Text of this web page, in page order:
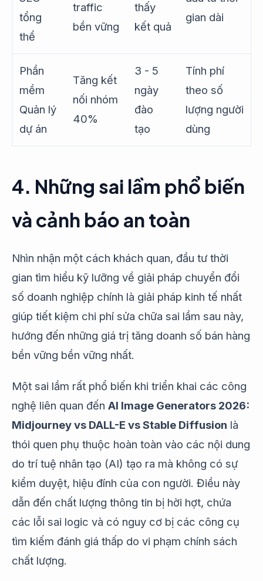
tổng
thể
traffic
bền vững
thấy
kết quả
gian dài
Phần
mềm
Quản lý
dự án
Tăng kết
nối nhóm
40%
3 - 5
ngày
đào
tạo
Tính phí
theo số
lượng người
dùng
4. Những sai lầm phổ biến
và cảnh báo an toàn
Nhìn nhận một cách khách quan, đầu tư thời
gian tìm hiểu kỹ lưỡng về giải pháp chuyển đổi
số doanh nghiệp chính là giải pháp kinh tế nhất
giúp tiết kiệm chi phí sửa chữa sai lầm sau này,
hướng đến những giá trị tăng doanh số bán hàng
bền vững bền vững nhất.
Một sai lầm rất phổ biến khi triển khai các công
nghệ liên quan đến AI Image Generators 2026:
Midjourney vs DALL-E vs Stable Diffusion là
thói quen phụ thuộc hoàn toàn vào các nội dung
do trí tuệ nhân tạo (AI) tạo ra mà không có sự
kiểm duyệt, hiệu đính của con người. Điều này
dẫn đến chất lượng thông tin bị hời hợt, chứa
các lỗi sai logic và có nguy cơ bị các công cụ
tìm kiếm đánh giá thấp do vi phạm chính sách
chất lượng.